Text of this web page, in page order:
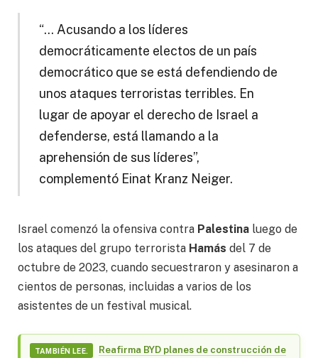
“… Acusando a los líderes
democráticamente electos de un país
democrático que se está defendiendo de
unos ataques terroristas terribles. En
lugar de apoyar el derecho de Israel a
defenderse, está llamando a la
aprehensión de sus líderes”,
complementó Einat Kranz Neiger.
Israel comenzó la ofensiva contra Palestina luego de
los ataques del grupo terrorista Hamás del 7 de
octubre de 2023, cuando secuestraron y asesinaron a
cientos de personas, incluidas a varios de los
asistentes de un festival musical.
TAMBIÉN LEE.
Reafirma BYD planes de construcción de